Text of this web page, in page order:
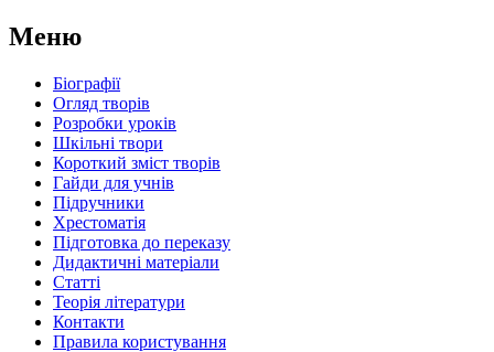
Меню
Біографії
Огляд творів
Розробки уроків
Шкільні твори
Короткий зміст творів
Гайди для учнів
Підручники
Хрестоматія
Підготовка до переказу
Дидактичні матеріали
Статті
Теорія літератури
Контакти
Правила користування